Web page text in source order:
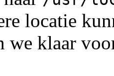
locatie
klaar